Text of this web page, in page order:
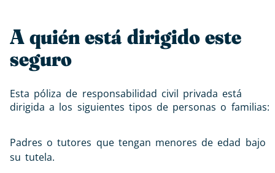
A quién está dirigido este
seguro
Esta póliza de responsabilidad civil privada está
dirigida a los siguientes tipos de personas o familias:
Padres o tutores que tengan menores de edad bajo
su tutela.